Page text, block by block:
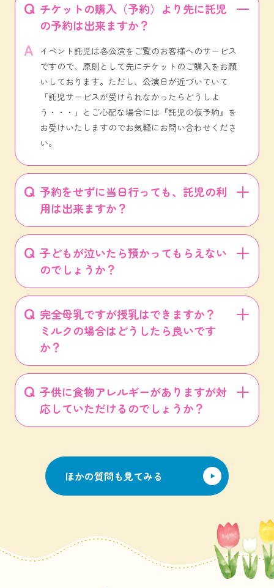
チケットの購入（予約）より先に託児
の予約は出来ますか？
イベント託児は各公演をご覧のお客様へのサービス
ですので、原則として先にチケットのご購入をお願
いしております。ただし、公演日が近づいていて
「託児サービスが受けられなかったらどうしよ
う・・・」とご心配な場合には『託児の仮予約』を
お受けいたしますのでお気軽にお問い合わせくださ
い。
予約をせずに当日行っても、託児の利
用は出来ますか？
子どもが泣いたら預かってもらえない
のでしょうか？
完全母乳ですが授乳はできますか？
ミルクの場合はどうしたら良いです
か？
子供に食物アレルギーがありますが対
応していただけるのでしょうか？
ほかの質問も見てみる